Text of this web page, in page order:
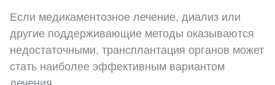
Если медикаментозное лечение, диализ или
другие поддерживающие методы оказываются
недостаточными, трансплантация органов может
стать наиболее эффективным вариантом